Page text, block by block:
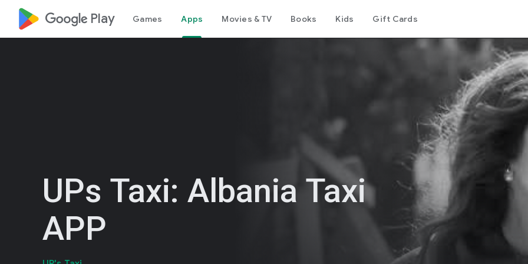
google_logo Play Games Apps Movies & TV Books Kids Gift Cards
UPs Taxi: Albania Taxi
APP